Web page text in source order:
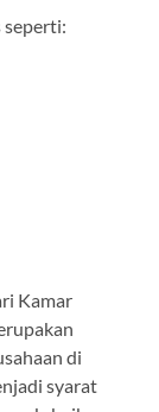
seperti:
Kamar
di
syarat